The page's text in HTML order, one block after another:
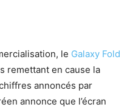
le Galaxy Fold
remettant en cause la
annoncés par
annonce que l’écran